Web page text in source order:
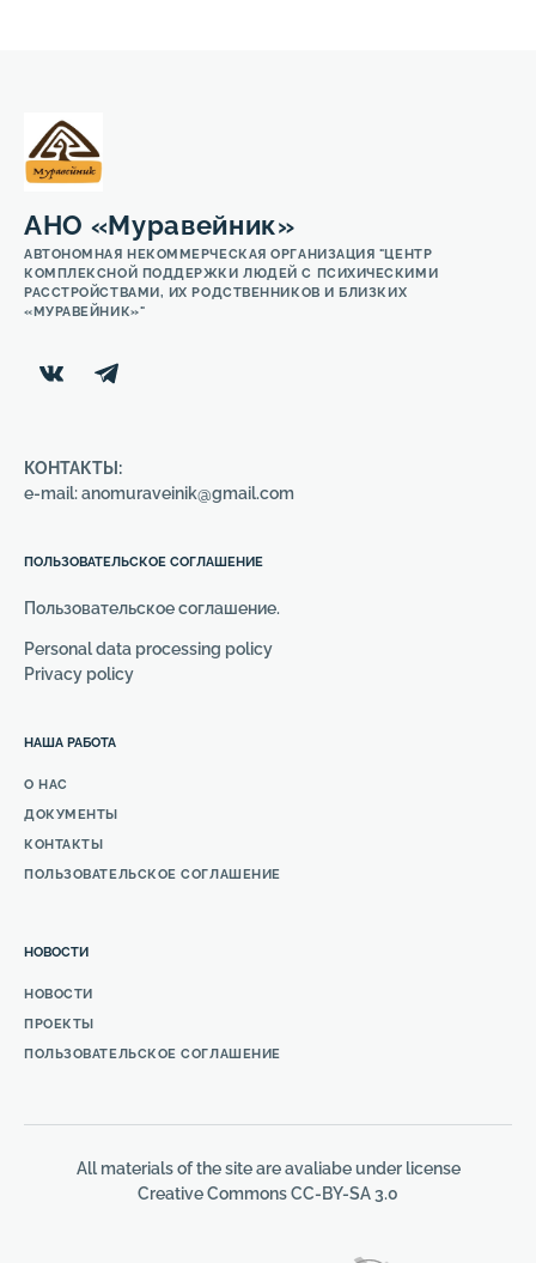
АНО «Муравейник»
АВТОНОМНАЯ НЕКОММЕРЧЕСКАЯ ОРГАНИЗАЦИЯ "ЦЕНТР
КОМПЛЕКСНОЙ ПОДДЕРЖКИ ЛЮДЕЙ С ПСИХИЧЕСКИМИ
РАССТРОЙСТВАМИ, ИХ РОДСТВЕННИКОВ И БЛИЗКИХ
«МУРАВЕЙНИК»"
КОНТАКТЫ:
e-mail: anomuraveinik@gmail.com
НАША РАБОТА
О НАС
ДОКУМЕНТЫ
КОНТАКТЫ
ПОЛЬЗОВАТЕЛЬСКОЕ СОГЛАШЕНИЕ
НОВОСТИ
НОВОСТИ
ПРОЕКТЫ
ПОЛЬЗОВАТЕЛЬСКОЕ СОГЛАШЕНИЕ
ПОЛЬЗОВАТЕЛЬСКОЕ СОГЛАШЕНИЕ
Пользовательское соглашение.
Personal data processing policy
Privacy policy
All materials of the site are avaliabe under license
Creative Commons СС-BY-SA 3.0